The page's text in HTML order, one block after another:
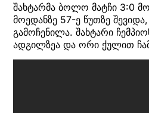
შახტარმა ბოლო მატჩი 3:0
მოედანზე 57-ე წუთზე
გამოჩენილა. შახტარი
ადგილზეა და ორი ქულით